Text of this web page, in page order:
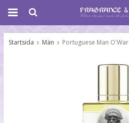
Startsida Män Portuguese Man O'War